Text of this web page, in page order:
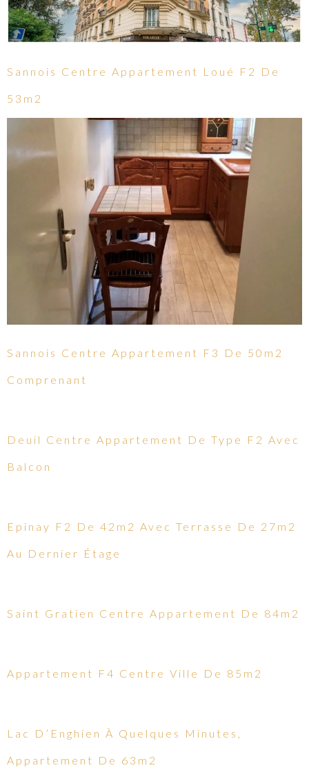
Sannois Centre Appartement Loué F2 De
53m2
Sannois Centre Appartement F3 De 50m2
Comprenant
Deuil Centre Appartement De Type F2 Avec
Balcon
Epinay F2 De 42m2 Avec Terrasse De 27m2
Au Dernier Étage
Saint Gratien Centre Appartement De 84m2
Appartement F4 Centre Ville De 85m2
Lac D’Enghien À Quelques Minutes,
Appartement De 63m2